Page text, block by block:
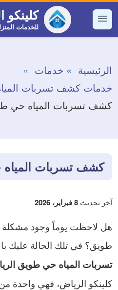
التجاوز
إلى القائمة
كلينكو
للخدمات
الرئيسية
خدمات
خدمات كشف تسربات
كشف تسربات المياه حي
كشف تسربات
آخر تحديث 8 فبراير، 2026
هل لاحظت يوماً وجود
طويق؟ في تلك الحالة عليك
تسربات المياه حي طويق
كلينكو الرياض، فهي